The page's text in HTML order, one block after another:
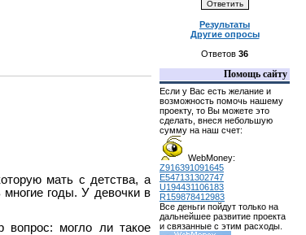
мать с детства, а
годы. У девочки в
вопрос: могло ли такое
Результаты
Другие опросы
Ответов 36
Помощь сайту
Если у Вас есть желание и
возможность помочь нашему
проекту, то Вы можете это
сделать, внеся небольшую
сумму на наш счет:
WebMoney:
Z916391091645
E547131302747
U194431106183
R159878412983
Все деньги пойдут только на
дальнейшее развитие проекта
и связанные с этим расходы.